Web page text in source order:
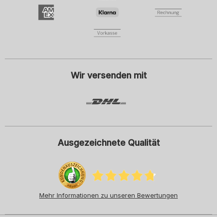
Herrenmode
ADIDAS
Ich willige mit dem Klick auf Anmelden ein, den Newsletter oder
Wir versenden mit
Ausgezeichnete Qualität
Mehr Informationen zu unseren Bewertungen